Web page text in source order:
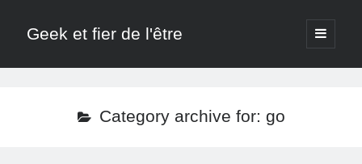
Geek et fier de l'être
o
p
n
Bien utiliser la Date et l’Heure en Java
Category archive for: go